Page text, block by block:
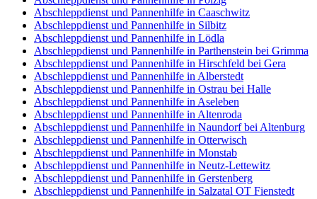
Abschleppdienst und Pannenhilfe in Caaschwitz
Abschleppdienst und Pannenhilfe in Silbitz
Abschleppdienst und Pannenhilfe in Lödla
Abschleppdienst und Pannenhilfe in Parthenstein bei Grimma
Abschleppdienst und Pannenhilfe in Hirschfeld bei Gera
Abschleppdienst und Pannenhilfe in Alberstedt
Abschleppdienst und Pannenhilfe in Ostrau bei Halle
Abschleppdienst und Pannenhilfe in Aseleben
Abschleppdienst und Pannenhilfe in Altenroda
Abschleppdienst und Pannenhilfe in Naundorf bei Altenburg
Abschleppdienst und Pannenhilfe in Otterwisch
Abschleppdienst und Pannenhilfe in Monstab
Abschleppdienst und Pannenhilfe in Neutz-Lettewitz
Abschleppdienst und Pannenhilfe in Gerstenberg
Abschleppdienst und Pannenhilfe in Salzatal OT Fienstedt